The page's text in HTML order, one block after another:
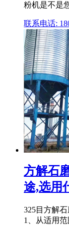
粉机是不是
联系电话:
方解石
途,选用
325目方解
1、从适用